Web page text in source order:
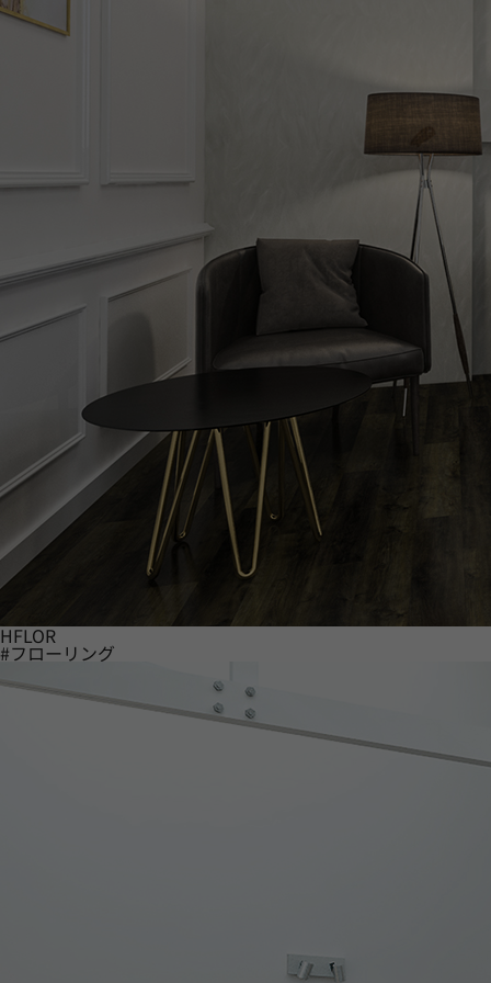
HFLOR
#フローリング